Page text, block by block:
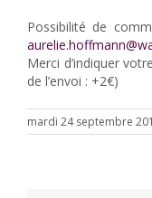
Possibilité de
Merci d’indiquer
de l’envoi : +2€)
mardi 24 septembre